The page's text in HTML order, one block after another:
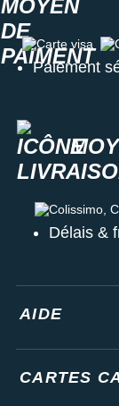
Carte visa
Paiement
Colissimo,
Délais &
AIDE
CARTES